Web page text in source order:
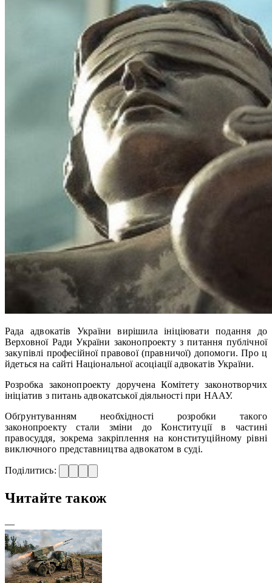
Рада адвокатів України вирішила ініціювати подання до
Верховної Ради України законопроекту з питання публічної
закупівлі професійної правової (правничої) допомоги. Про ц
йдеться на сайті Національної асоціації адвокатів України.
Розробка законопроекту доручена Комітету законотворчих
ініціатив з питань адвокатської діяльності при НААУ.
Обґрунтуванням необхідності розробки такого
законопроекту стали зміни до Конституції в частині
правосуддя, зокрема закріплення на конституційному рівні
виключного представництва адвокатом в суді.
Поділитись:
Читайте також
—